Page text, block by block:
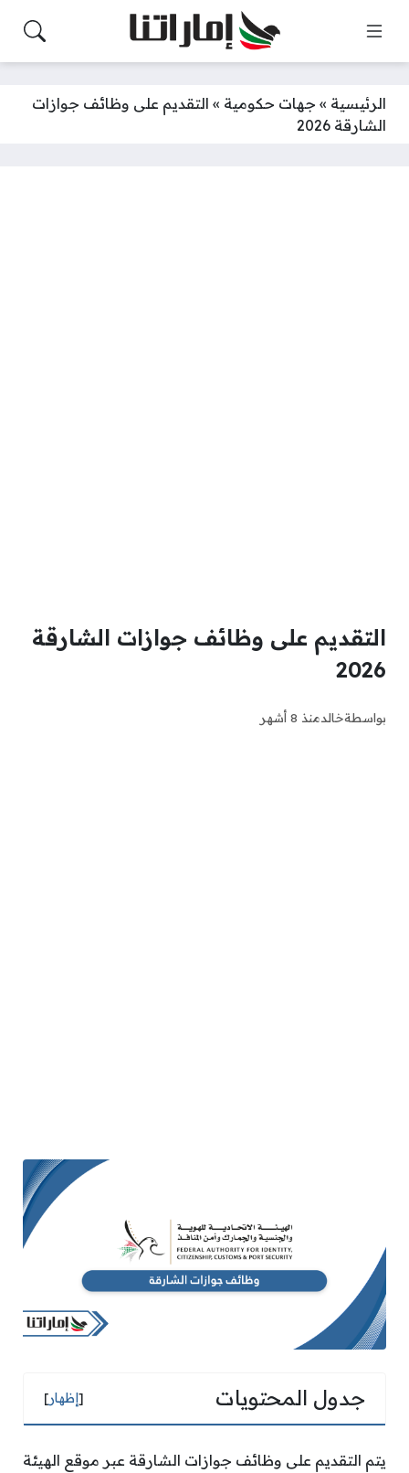
الرئيسية » جهات حكومية » التقديم على وظائف جوازات
الشارقة 2026
التقديم على وظائف جوازات الشارقة
2026
بواسطةخالدمنذ 8 أشهر
جدول المحتويات [إظهار]
يتم التقديم على وظائف جوازات الشارقة عبر موقع الهيئة